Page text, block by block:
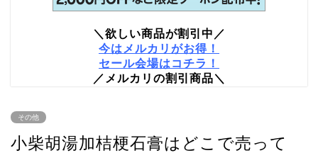
＼欲しい商品が割引中／
今はメルカリがお得！
セール会場はコチラ！
／メルカリの割引商品＼
その他
小柴胡湯加桔梗石膏はどこで売って